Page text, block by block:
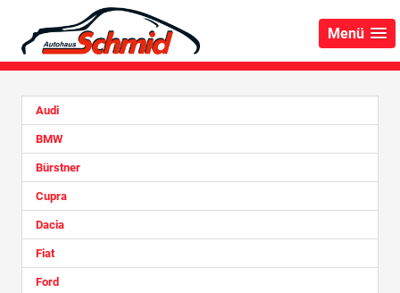
Menü
Audi
BMW
Bürstner
Cupra
Dacia
Fiat
Ford